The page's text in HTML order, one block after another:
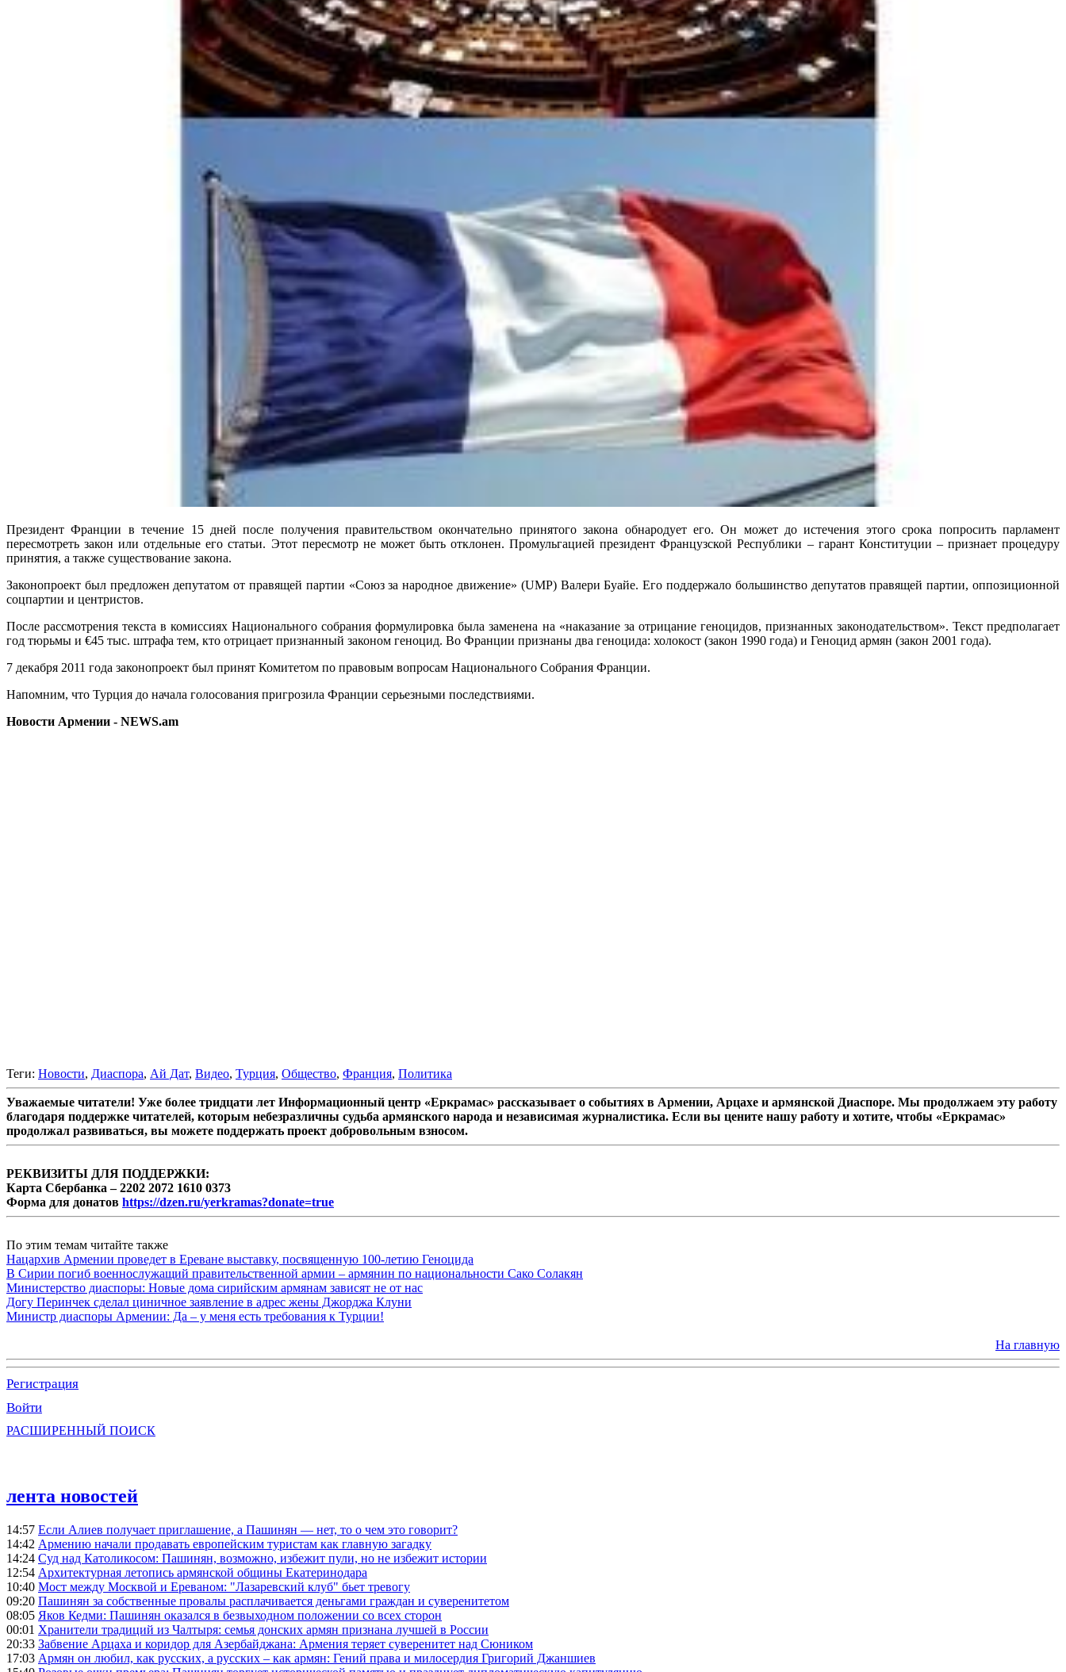
Президент Франции в течение 15 дней после получения правительством окончательно принятого закона обнародует его. Он может до истечения этого срока попросить парламент
пересмотреть закон или отдельные его статьи. Этот пересмотр не может быть отклонен. Промульгацией президент Французской Республики – гарант Конституции – признает процедуру
принятия, а также существование закона.
Законопроект был предложен депутатом от правящей партии «Союз за народное движение» (UMP) Валери Буайе. Его поддержало большинство депутатов правящей партии, оппозиционной
соцпартии и центристов.
После рассмотрения текста в комиссиях Национального собрания формулировка была заменена на «наказание за отрицание геноцидов, признанных законодательством». Текст предполагает
год тюрьмы и €45 тыс. штрафа тем, кто отрицает признанный законом геноцид. Во Франции признаны два геноцида: холокост (закон 1990 года) и Геноцид армян (закон 2001 года).
7 декабря 2011 года законопроект был принят Комитетом по правовым вопросам Национального Собрания Франции.
Напомним, что Турция до начала голосования пригрозила Франции серьезными последствиями.
Новости Армении - NEWS.am
Теги: Новости, Диаспора, Ай Дат, Видео, Турция, Общество, Франция, Политика
Уважаемые читатели! Уже более тридцати лет Информационный центр «Еркрамас» рассказывает о событиях в Армении, Арцахе и армянской Диаспоре. Мы продолжаем эту работу
благодаря поддержке читателей, которым небезразличны судьба армянского народа и независимая журналистика. Если вы цените нашу работу и хотите, чтобы «Еркрамас»
продолжал развиваться, вы можете поддержать проект добровольным взносом.
РЕКВИЗИТЫ ДЛЯ ПОДДЕРЖКИ:
Карта Сбербанка – 2202 2072 1610 0373
Форма для донатов https://dzen.ru/yerkramas?donate=true
По этим темам читайте также
Нацархив Армении проведет в Ереване выставку, посвященную 100-летию Геноцида
В Сирии погиб военнослужащий правительственной армии – армянин по национальности Сако Солакян
Министерство диаспоры: Новые дома сирийским армянам зависят не от нас
Догу Перинчек сделал циничное заявление в адрес жены Джорджа Клуни
Министр диаспоры Армении: Да – у меня есть требования к Турции!
На главную
Регистрация
Войти
РАСШИРЕННЫЙ ПОИСК
лента новостей
14:57 Если Алиев получает приглашение, а Пашинян — нет, то о чем это говорит?
14:42 Армению начали продавать европейским туристам как главную загадку
14:24 Суд над Католикосом: Пашинян, возможно, избежит пули, но не избежит истории
12:54 Архитектурная летопись армянской общины Екатеринодара
10:40 Мост между Москвой и Ереваном: "Лазаревский клуб" бьет тревогу
09:20 Пашинян за собственные провалы расплачивается деньгами граждан и суверенитетом
08:05 Яков Кедми: Пашинян оказался в безвыходном положении со всех сторон
00:01 Хранители традиций из Чалтыря: семья донских армян признана лучшей в России
20:33 Забвение Арцаха и коридор для Азербайджана: Армения теряет суверенитет над Сюником
17:03 Армян он любил, как русских, а русских – как армян: Гений права и милосердия Григорий Джаншиев